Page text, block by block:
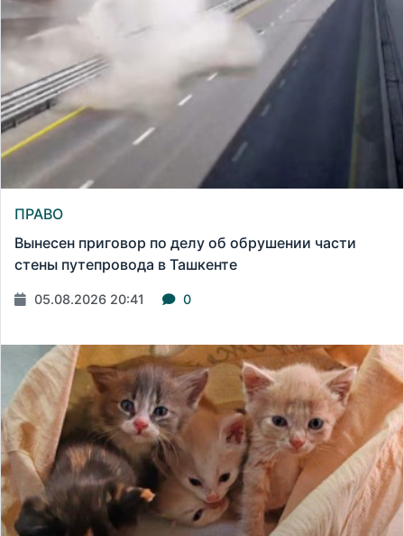
ПРАВО
Вынесен приговор по делу об обрушении части
стены путепровода в Ташкенте
05.08.2026 20:41 0